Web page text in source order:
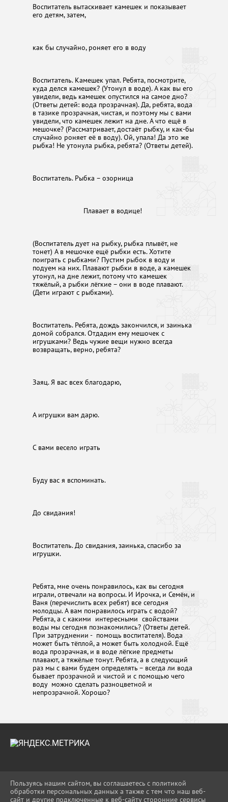
Воспитатель вытаскивает камешек и показывает
его детям, затем,
как бы случайно, роняет его в воду
Воспитатель. Камешек упал. Ребята, посмотрите,
куда делся камешек? (Утонул в воде). А как вы его
увидели, ведь камешек опустился на самое дно?
(Ответы детей: вода прозрачная). Да, ребята, вода
в тазике прозрачная, чистая, и поэтому мы с вами
увидели, что камешек лежит на дне. А что ещё в
мешочке? (Рассматривает, достаёт рыбку, и как-бы
случайно роняет её в воду). Ой, упала! Да это же
рыбка! Не утонула рыбка, ребята? (Ответы детей).
Воспитатель. Рыбка – озорница
Плавает в водице!
(Воспитатель дует на рыбку, рыбка плывёт, не
тонет) А в мешочке ещё рыбки есть. Хотите
поиграть с рыбками? Пустим рыбок в воду и
подуем на них. Плавают рыбки в воде, а камешек
утонул, на дне лежит, потому что камешек
тяжёлый, а рыбки лёгкие – они в воде плавают.
(Дети играют с рыбками).
Воспитатель. Ребята, дождь закончился, и заинька
домой собрался. Отдадим ему мешочек с
игрушками? Ведь чужие вещи нужно всегда
возвращать, верно, ребята?
Заяц. Я вас всех благодарю,
А игрушки вам дарю.
С вами весело играть
Буду вас я вспоминать.
До свидания!
Воспитатель. До свидания, заинька, спасибо за
игрушки.
Ребята, мне очень понравилось, как вы сегодня
играли, отвечали на вопросы. И Ирочка, и Семён, и
Ваня (перечислить всех ребят) все сегодня
молодцы. А вам понравилось играть с водой?
Ребята, а с какими интересными свойствами
воды мы сегодня познакомились? (Ответы детей.
При затруднении - помощь воспитателя). Вода
может быть тёплой, а может быть холодной. Ещё
вода прозрачная, и в воде лёгкие предметы
плавают, а тяжёлые тонут. Ребята, а в следующий
раз мы с вами будем определять – всегда ли вода
бывает прозрачной и чистой и с помощью чего
воду можно сделать разноцветной и
непрозрачной. Хорошо?
ВХОД
КАРТА САЙТА
Пользуясь нашим сайтом, вы соглашаетесь с политикой
обработки персональных данных а также с тем что наш веб-
сайт и другие подключенные к веб-сайту сторонние сервисы